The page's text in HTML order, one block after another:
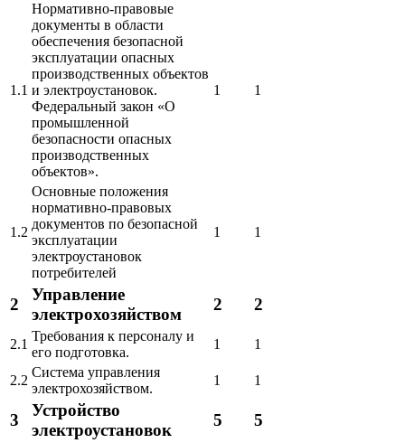
1.1
Нормативно-правовые
документы в области
обеспечения безопасной
эксплуатации опасных
производственных объектов
и электроустановок.
Федеральный закон «О
промышленной
безопасности опасных
производственных
объектов».
1 1
1.2
Основные положения
нормативно-правовых
документов по безопасной
эксплуатации
электроустановок
потребителей
1 1
2
Управление
электрохозяйством
2 2
2.1
Требования к персоналу и
его подготовка.
1 1
2.2
Система управления
электрохозяйством.
1 1
3
Устройство
электроустановок
5 5